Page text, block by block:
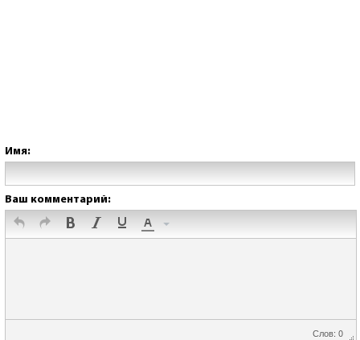
Имя:
Ваш комментарий:
Слов: 0